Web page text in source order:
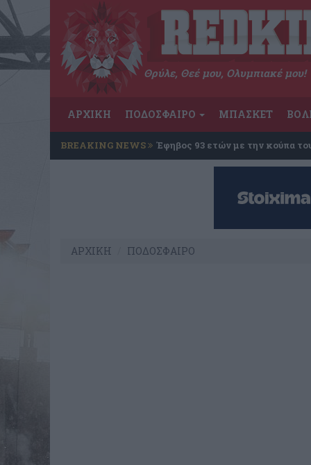
Θρύλε, Θεέ μου, Ολυμπιακέ μου!
ΑΡΧΙΚΗ ΠΟΔΟΣΦΑΙΡΟ ΜΠΑΣΚΕΤ
BREAKING NEWS Έφηβος 93 ετών με την κούπα
ΑΡΧΙΚΗ ΠΟΔΟΣΦΑΙΡΟ